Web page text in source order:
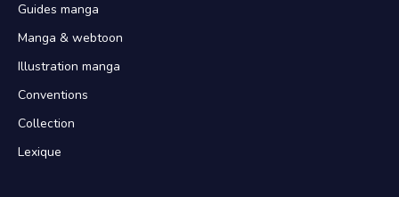
Guides manga
Manga & webtoon
Illustration manga
Conventions
Collection
Lexique